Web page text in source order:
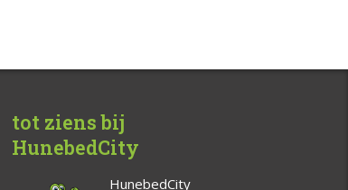
tot ziens bij
HunebedCity
HunebedCity